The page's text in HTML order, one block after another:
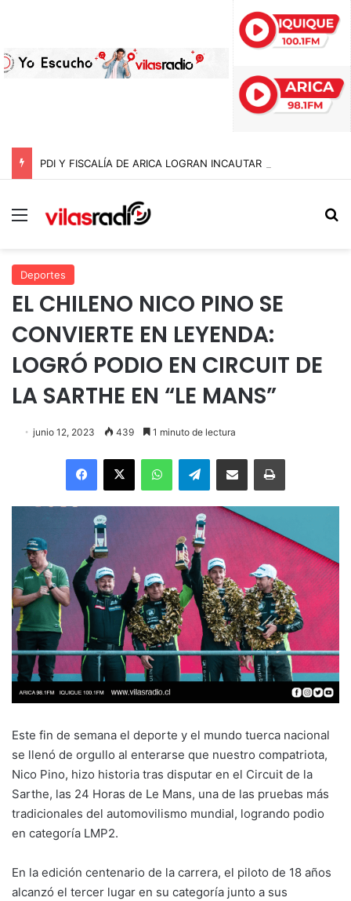
Menú
Deportes
EL CHILENO NICO PINO SE
CONVIERTE EN LEYENDA:
LOGRÓ PODIO EN CIRCUIT DE
LA SARTHE EN “LE MANS”
junio 12, 2023 439 1 minuto de lectura
Facebook
X WhatsAppTelegramEnviar vía email Imprimir
Este fin de semana el deporte y el mundo tuerca nacional
se llenó de orgullo al enterarse que nuestro compatriota,
Nico Pino, hizo historia tras disputar en el Circuit de la
Sarthe, las 24 Horas de Le Mans, una de las pruebas más
tradicionales del automovilismo mundial, logrando podio
en categoría LMP2.
En la edición centenario de la carrera, el piloto de 18 años
alcanzó el tercer lugar en su categoría junto a sus